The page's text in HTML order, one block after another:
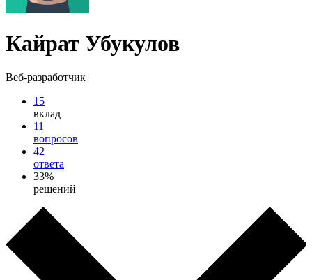
Кайрат Убукулов
Веб-разработчик
15
вклад
11
вопросов
42
ответа
33%
решений